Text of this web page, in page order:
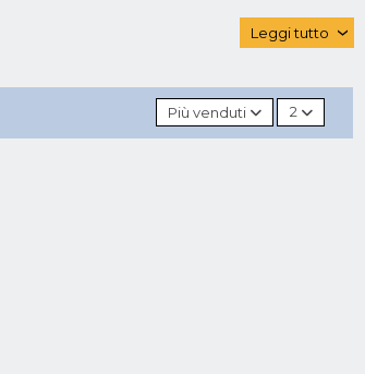
o in apparecchi elettrici. Ecco qualche
in materiali resistente, azionabile tramite
elettrodomestico ideale per uso domestico,
Leggi tutto‹
Più venduti 2